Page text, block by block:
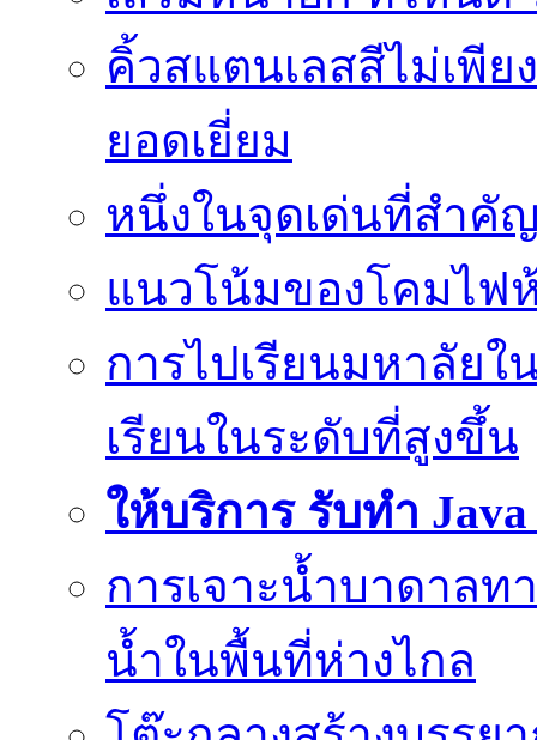
คิ้วสแตนเลสสีไม่เพี
ยอดเยี่ยม
หนึ่งในจุดเด่นที่สำคั
แนวโน้มของโคมไฟ
การไปเรียนมหาลัย
เรียนในระดับที่สูงขึ้น
ให้บริการ รับทำ
การเจาะน้ำบาดาล
น้ำในพื้นที่ห่างไกล